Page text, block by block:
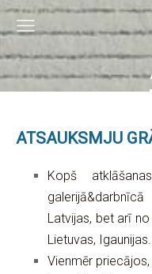
ATSAUKSMJU
Kopš
Latvijas, bet arī
Lietuvas, Igaunijas.
Vienmēr